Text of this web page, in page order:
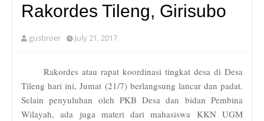
Rakordes Tileng, Girisubo
gusbroer July 21, 2017
Rakordes atau rapat koordinasi tingkat desa di Desa
Tileng hari ini, Jumat (21/7) berlangsung lancar dan padat.
Selain penyuluhan oleh PKB Desa dan bidan Pembina
Wilayah, ada juga materi dari mahasiswa KKN UGM